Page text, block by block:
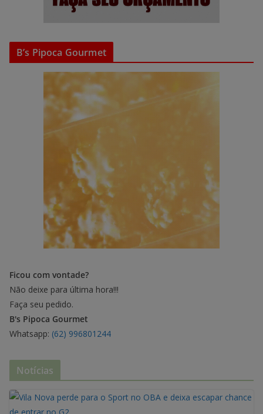
B’s Pipoca Gourmet
Ficou com vontade?
Não deixe para última hora!!!
Faça seu pedido.
B's Pipoca Gourmet
Whatsapp: (62) 996801244
Notícias